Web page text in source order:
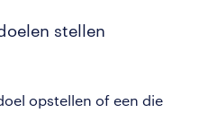
stellen
opstellen of een die